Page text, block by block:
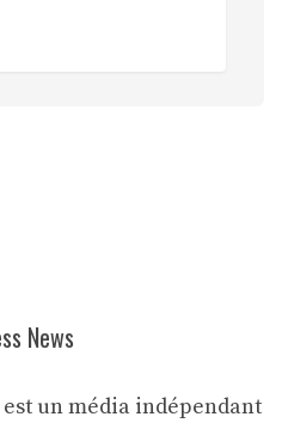
News
un média indépendant